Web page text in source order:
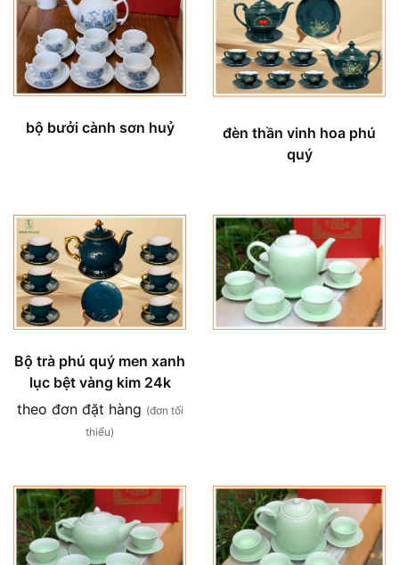
bộ bưởi cành sơn huỷ
đèn thần vinh hoa phú
quý
Bộ trà phú quý men xanh
lục bệt vàng kim 24k
theo đơn đặt hàng (đơn tối
thiểu)